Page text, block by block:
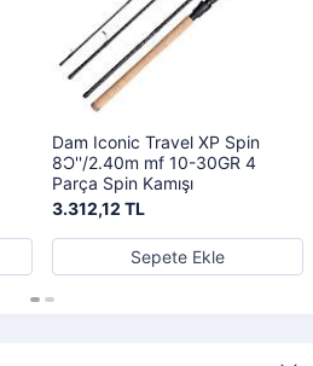
Dam Iconic Travel XP Spin
8Ɔ''/2.40m mf 10-30GR 4
Parça Spin Kamışı
3.312,12 TL
Sepete Ekle